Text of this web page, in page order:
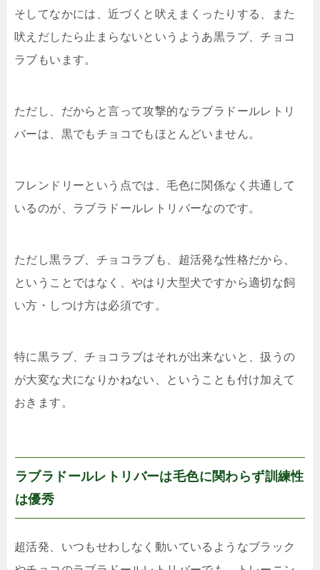
そしてなかには、近づくと吠えまくったりする、また
吠えだしたら止まらないというようあ黒ラブ、チョコ
ラブもいます。
ただし、だからと言って攻撃的なラブラドールレトリ
バーは、黒でもチョコでもほとんどいません。
フレンドリーという点では、毛色に関係なく共通して
いるのが、ラブラドールレトリバーなのです。
ただし黒ラブ、チョコラブも、超活発な性格だから、
ということではなく、やはり大型犬ですから適切な飼
い方・しつけ方は必須です。
特に黒ラブ、チョコラブはそれが出来ないと、扱うの
が大変な犬になりかねない、ということも付け加えて
おきます。
ラブラドールレトリバーは毛色に関わらず訓練性
は優秀
超活発、いつもせわしなく動いているようなブラック